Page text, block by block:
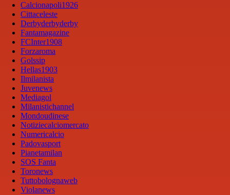
Calcionapoli1926
Cittaceleste
Derbyderbyderby
Fantamagazine
FCInter1908
Forzaroma
Golssip
Hellas1903
Ilmilanista
Juvenews
Mediagol
Milanistichannel
Mondoudinese
Notiziecalciomercato
Numericalcio
Padovasport
Pianetamilan
SOS Fanta
Toronews
Tuttobolognaweb
Violanews